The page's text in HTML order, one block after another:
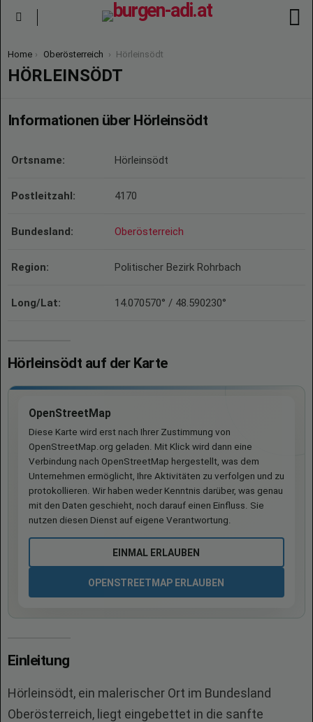
You are here:
Home Oberösterreich Hörleinsödt
HÖRLEINSÖDT
Informationen über Hörleinsödt
Ortsname: Hörleinsödt
Postleitzahl: 4170
Bundesland: Oberösterreich
Region: Politischer Bezirk Rohrbach
Long/Lat: 14.070570° / 48.590230°
Hörleinsödt auf der Karte
OpenStreetMap
Diese Karte wird erst nach Ihrer Zustimmung von
OpenStreetMap.org geladen. Mit Klick wird dann eine
Verbindung nach OpenStreetMap hergestellt, was dem
Unternehmen ermöglicht, Ihre Aktivitäten zu verfolgen und zu
protokollieren. Wir haben weder Kenntnis darüber, was genau
mit den Daten geschieht, noch darauf einen Einfluss. Sie
nutzen diesen Dienst auf eigene Verantwortung.
EINMAL ERLAUBEN
OPENSTREETMAP ERLAUBEN
Einleitung
Hörleinsödt, ein malerischer Ort im Bundesland
Oberösterreich, liegt eingebettet in die sanfte